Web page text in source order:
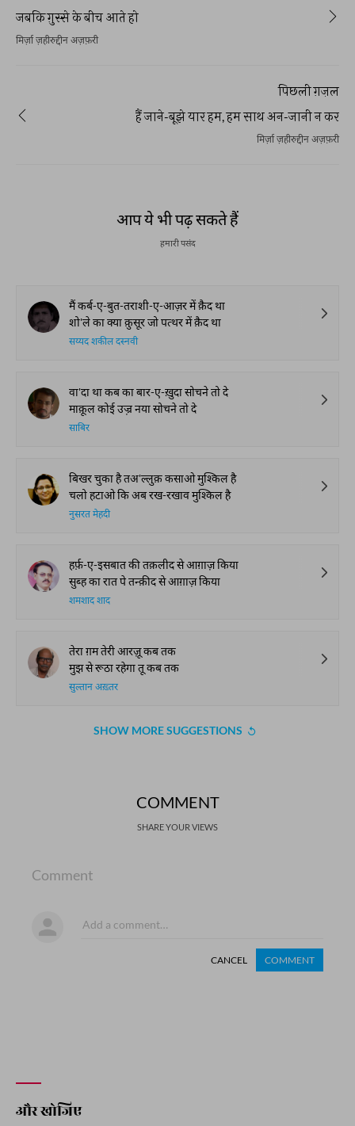
जबकि ग़ुस्से के बीच आते हो
मिर्ज़ा ज़हीरुद्दीन अज़फ़री
पिछली ग़ज़ल
हैं जाने-बूझे यार हम, हम साथ अन-जानी न कर
मिर्ज़ा ज़हीरुद्दीन अज़फ़री
आप ये भी पढ़ सकते हैं
हमारी पसंद
मैं कर्ब-ए-बुत-तराशी-ए-आज़र में क़ैद था
शो'ले का क्या क़ुसूर जो पत्थर में क़ैद था
सय्यद शकील दस्नवी
वा'दा था कब का बार-ए-ख़ुदा सोचने तो दे
माक़ूल कोई उज़्र नया सोचने तो दे
साबिर
बिखर चुका है तअ'ल्लुक़ कसाओ मुश्किल है
चलो हटाओ कि अब रख-रखाव मुश्किल है
नुसरत मेहदी
हर्फ़-ए-इसबात की तक़लीद से आग़ाज़ किया
सुब्ह का रात पे तन्क़ीद से आग़ाज़ किया
शमशाद शाद
तेरा ग़म तेरी आरज़ू कब तक
मुझ से रूठा रहेगा तू कब तक
सुल्तान अख़्तर
SHOW MORE SUGGESTIONS
COMMENT
SHARE YOUR VIEWS
Comment
CANCEL COMMENT
और खोजिए